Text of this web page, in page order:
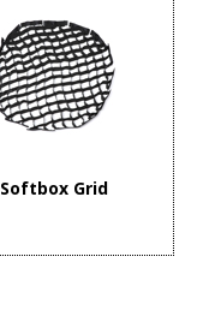
Softbox Grid